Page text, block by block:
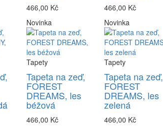
466,00 Kč 466,00 Kč
Novinka
Tapety
Tapeta na zeď,
FOREST
DREAMS, les
béžová
466,00 Kč
Novinka
Tapety
Tapeta na zeď,
FOREST
DREAMS, les
zelená
466,00 Kč